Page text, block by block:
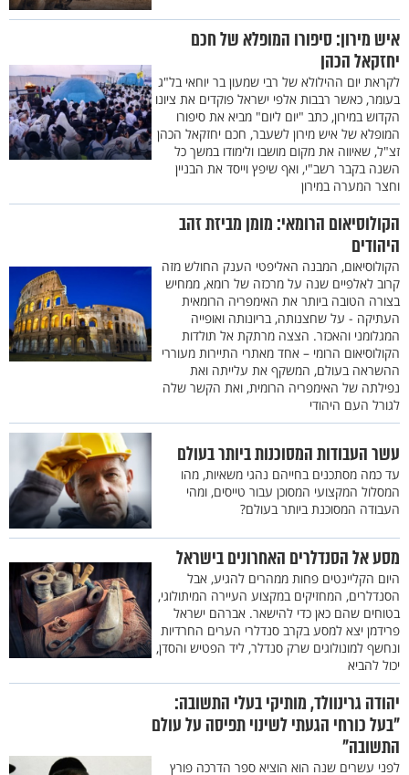
איש מירון: סיפורו המופלא של חכם
יחזקאל הכהן
לקראת יום ההילולא של רבי שמעון בר יוחאי בל"ג
בעומר, כאשר רבבות אלפי ישראל פוקדים את ציונו
הקדוש במירון, כתב "יום ליום" מביא את סיפורו
המופלא של איש מירון לשעבר, חכם יחזקאל הכהן
זצ"ל, שאיווה את מקום מושבו ולימודו במשך כל
השנה בקבר רשב"י, ואף שיפץ וייסד את הבניין
וחצר המערה במירון
הקולוסיאום הרומאי: מומן מביזת זהב
היהודים
הקולוסיאום, המבנה האליפטי הענק החולש מזה
קרוב לאלפיים שנה על מרכזה של רומא, ממחיש
בצורה הטובה ביותר את האימפריה הרומאית
העתיקה - על שחצנותה, בריונותה ואופייה
המגלומני והאכזר. הצצה מרתקת אל תולדות
הקולוסיאום הרומי – אחד מאתרי התיירות מעוררי
ההשראה בעולם, המשקף את עלייתה ואת
נפילתה של האימפריה הרומית, ואת הקשר שלה
לגורל העם היהודי
עשר העבודות המסוכנות ביותר בעולם
עד כמה מסתכנים בחייהם נהגי משאיות, מהו
המסלול המקצועי המסוכן עבור טייסים, ומהי
העבודה המסוכנת ביותר בעולם?
מסע אל הסנדלרים האחרונים בישראל
היום הקליינטים פחות ממהרים להגיע, אבל
הסנדלרים, המחזיקים במקצוע העיירה המיתולוגי,
בטוחים שהם כאן כדי להישאר. אברהם ישראל
פרידמן יצא למסע בקרב סנדלרי הערים החרדיות
ונחשף למונולוגים שרק סנדלר, ליד הפטיש והסדן,
יכול להביא
יהודה גרינוולד, מותיקי בעלי התשובה:
"בעל כורחי הגעתי לשינוי תפיסה על עולם
התשובה"
לפני עשרים שנה הוא הוציא ספר הדרכה פורץ